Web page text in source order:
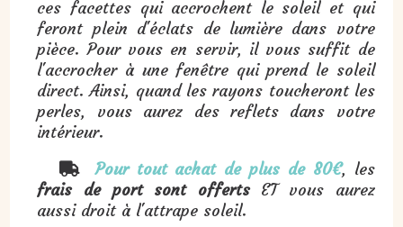
ces facettes qui accrochent le soleil et qui
feront plein d'éclats de lumière dans votre
pièce. Pour vous en servir, il vous suffit de
l'accrocher à une fenêtre qui prend le soleil
direct. Ainsi, quand les rayons toucheront les
perles, vous aurez des reflets dans votre
intérieur.
 Pour tout achat de plus de 80€, les
frais de port sont offertsET vous aurez
aussi droit à l'attrape soleil.